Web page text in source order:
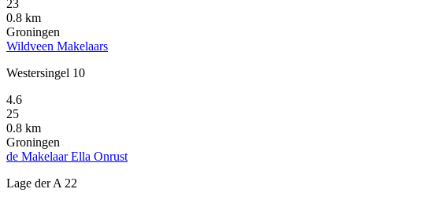
23
0.8 km
Groningen
Wildveen Makelaars
Westersingel 10
4.6
25
0.8 km
Groningen
de Makelaar Ella Onrust
Lage der A 22